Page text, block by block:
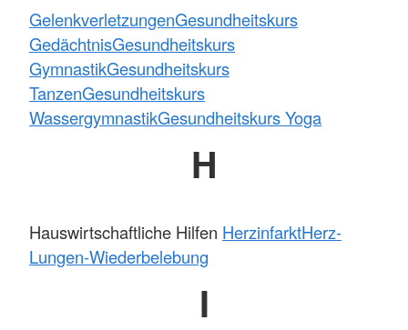
GelenkverletzungenGesundheitskurs
GedächtnisGesundheitskurs
GymnastikGesundheitskurs
TanzenGesundheitskurs
WassergymnastikGesundheitskurs Yoga
H
Hauswirtschaftliche Hilfen HerzinfarktHerz-
Lungen-Wiederbelebung
I